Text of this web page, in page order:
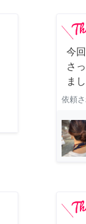
今
さ
ま
依頼